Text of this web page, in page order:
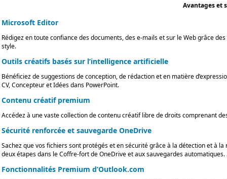
Avantages et
Microsoft Editor
Rédigez en toute confiance des documents, des e-mails et sur le Web grâce
style.
Outils créatifs basés sur l’intelligence artificielle
Bénéficiez de suggestions de conception, de rédaction et en matière
CV, Concepteur et Idées dans PowerPoint.
Contenu créatif premium
Accédez à une vaste collection de contenu créatif libre de droits comprenant
Sécurité renforcée et sauvegarde OneDrive
Sachez que vos fichiers sont protégés et en sécurité grâce à la détection et à
deux étapes dans le Coffre-fort de OneDrive et aux sauvegardes automatiques.
Fonctionnalités Premium d’Outlook.com